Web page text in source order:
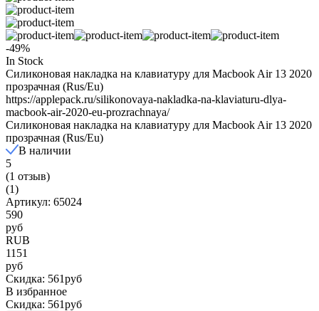
-49%
In Stock
Силиконовая накладка на клавиатуру для Macbook Air 13 2020
прозрачная (Rus/Eu)
https://applepack.ru/silikonovaya-nakladka-na-klaviaturu-dlya-
macbook-air-2020-eu-prozrachnaya/
Силиконовая накладка на клавиатуру для Macbook Air 13 2020
прозрачная (Rus/Eu)
В наличии
5
(1 отзыв)
(1)
Артикул: 65024
590
руб
RUB
1151
руб
Скидка: 561руб
В избранное
Скидка: 561руб